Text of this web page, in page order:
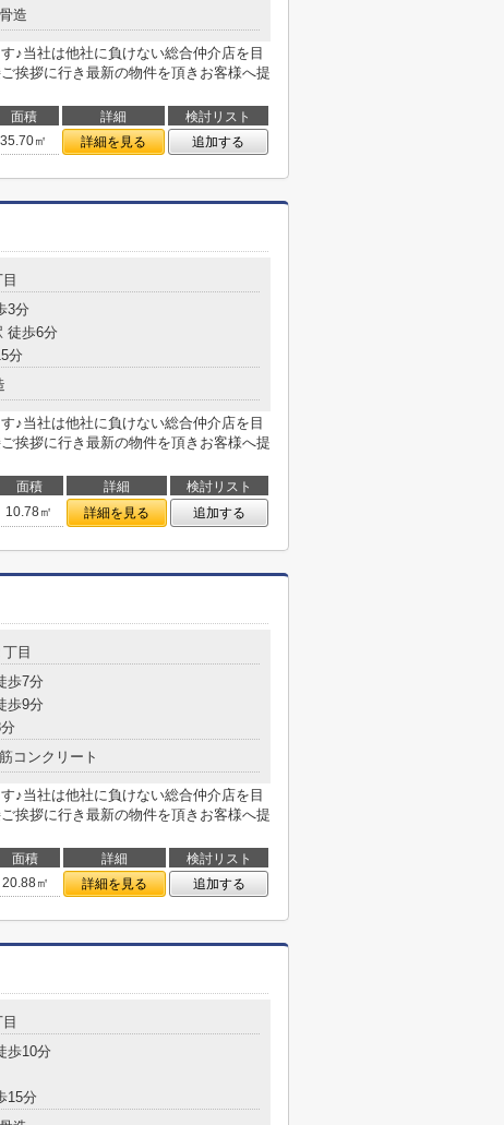
造
♪当社は他社に負けない総合仲介店を目
挨拶に行き最新の物件を頂きお客様へ提
面積 詳細
検討リスト
35.70㎡ 詳細を見る 追加する
3分
徒歩6分
分
♪当社は他社に負けない総合仲介店を目
挨拶に行き最新の物件を頂きお客様へ提
面積 詳細
検討リスト
10.78㎡ 詳細を見る 追加する
丁目
歩7分
歩9分
コンクリート
♪当社は他社に負けない総合仲介店を目
挨拶に行き最新の物件を頂きお客様へ提
面積 詳細
検討リスト
20.88㎡ 詳細を見る 追加する
歩10分
15分